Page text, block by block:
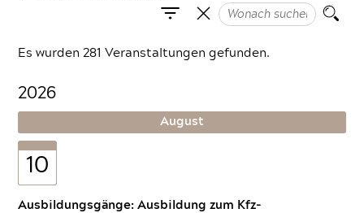
Es wurden 281 Veranstaltungen gefunden.
2026
August
10
Ausbildungsgänge: Ausbildung zum Kfz-